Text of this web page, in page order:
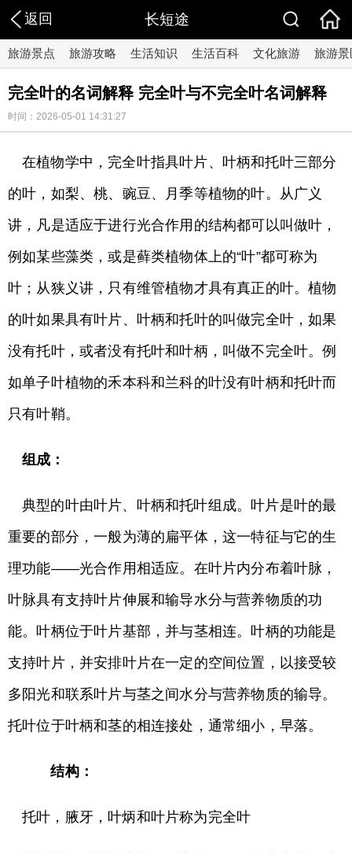
返回 长短途
旅游景点 旅游攻略 生活知识 生活百科 文化旅游 旅游景
完全叶的名词解释 完全叶与不完全叶名词解释
时间：2026-05-01 14:31:27
在植物学中，完全叶指具叶片、叶柄和托叶三部分
的叶，如梨、桃、豌豆、月季等植物的叶。从广义
讲，凡是适应于进行光合作用的结构都可以叫做叶，
例如某些藻类，或是藓类植物体上的“叶”都可称为
叶；从狭义讲，只有维管植物才具有真正的叶。植物
的叶如果具有叶片、叶柄和托叶的叫做完全叶，如果
没有托叶，或者没有托叶和叶柄，叫做不完全叶。例
如单子叶植物的禾本科和兰科的叶没有叶柄和托叶而
只有叶鞘。
组成：
典型的叶由叶片、叶柄和托叶组成。叶片是叶的最
重要的部分，一般为薄的扁平体，这一特征与它的生
理功能——光合作用相适应。在叶片内分布着叶脉，
叶脉具有支持叶片伸展和输导水分与营养物质的功
能。叶柄位于叶片基部，并与茎相连。叶柄的功能是
支持叶片，并安排叶片在一定的空间位置，以接受较
多阳光和联系叶片与茎之间水分与营养物质的输导。
托叶位于叶柄和茎的相连接处，通常细小，早落。
结构：
托叶，腋牙，叶炳和叶片称为完全叶